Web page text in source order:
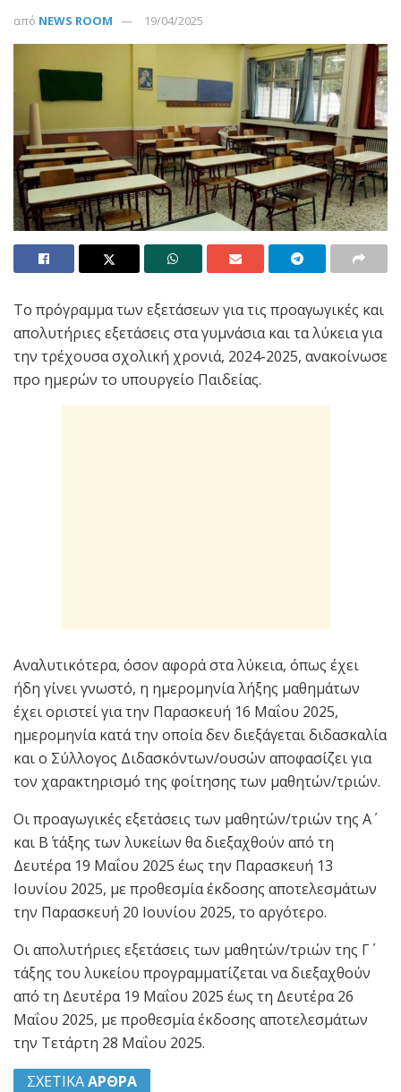
από NEWS ROOM 19/04/2025
Το πρόγραμμα των εξετάσεων για τις προαγωγικές και
απολυτήριες εξετάσεις στα γυμνάσια και τα λύκεια για
την τρέχουσα σχολική χρονιά, 2024-2025, ανακοίνωσε
προ ημερών το υπουργείο Παιδείας.
Αναλυτικότερα, όσον αφορά στα λύκεια, όπως έχει
ήδη γίνει γνωστό, η ημερομηνία λήξης μαθημάτων
έχει οριστεί για την Παρασκευή 16 Μαΐου 2025,
ημερομηνία κατά την οποία δεν διεξάγεται διδασκαλία
και ο Σύλλογος Διδασκόντων/ουσών αποφασίζει για
τον χαρακτηρισμό της φοίτησης των μαθητών/τριών.
Οι προαγωγικές εξετάσεις των μαθητών/τριών της Α΄
και Β΄ τάξης των λυκείων θα διεξαχθούν από τη
Δευτέρα 19 Μαΐου 2025 έως την Παρασκευή 13
Ιουνίου 2025, με προθεσμία έκδοσης αποτελεσμάτων
την Παρασκευή 20 Ιουνίου 2025, το αργότερο.
Οι απολυτήριες εξετάσεις των μαθητών/τριών της Γ΄
τάξης του λυκείου προγραμματίζεται να διεξαχθούν
από τη Δευτέρα 19 Μαΐου 2025 έως τη Δευτέρα 26
Μαΐου 2025, με προθεσμία έκδοσης αποτελεσμάτων
την Τετάρτη 28 Μαΐου 2025.
ΣΧΕΤΙΚΑΑΡΘΡΑ